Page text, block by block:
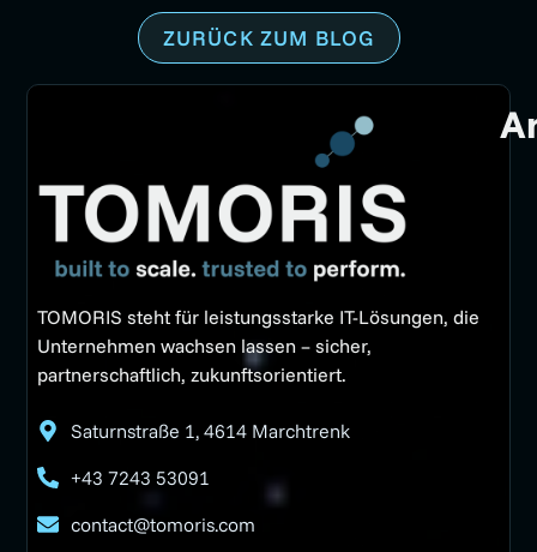
ZURÜCK ZUM BLOG
TOMORIS steht für leistungsstarke IT-Lösungen, die
Unternehmen wachsen lassen – sicher,
partnerschaftlich, zukunftsorientiert.
Saturnstraße 1, 4614 Marchtrenk
+43 7243 53091
contact@tomoris.com